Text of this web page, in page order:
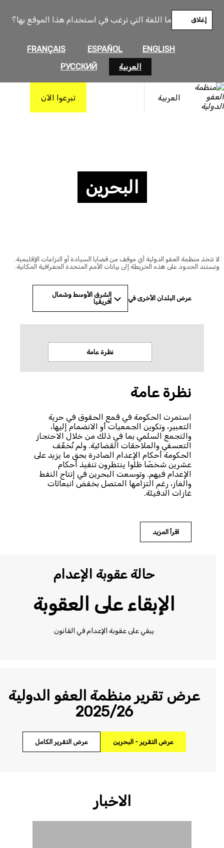
ما اللغة التي ترغب في استخدام هذا الموقع بها؟
ENGLISH
ESPAÑOL
FRANÇAIS
العربية
РУССКИЙ
إغلاق
العربية تبرعوا الآن
البحرين
تتخذ منظمة العفو الدولية أي موقف من قضايا السيادة أو النزاعات الإقليمية.
الحدود على هذه الخريطة إلى بيانات الأمم المتحدة الجغرافية المكانية.
عرض البلدان الأخرى في
الشرق الأوسط وشمال
أفريقيا
نظرة عامة
نظرة عامة
استمرت الحكومة في قمع الحقوق في حرية
التعبير، وتكوين الجمعيات أو الانضمام إليها،
والتجمع السلمي بما في ذلك من خلال الاحتجاز
التعسفي والملاحقات القضائية. ولم تُخفّف
الحكومة أحكام الإعدام الصادرة بحق ما يزيد على
عشرين شخصًا ظلوا ينتظرون تنفيذ أحكام
الإعدام فيهم. وتوسعت البحرين في إنتاج النفط
والغاز، رغم التزامها المتصل بخفض انبعاثات
غازات الدفيئة.
اقرأ المزيد
حالة عقوبة الإعدام
الإبقاء على العقوبة
يبقي على عقوبة الإعدام في القانون
عرض تقرير منظمة العفو الدولية
2025/26
عرض التقرير - البحرين عرض التقرير الكامل
الاخبار